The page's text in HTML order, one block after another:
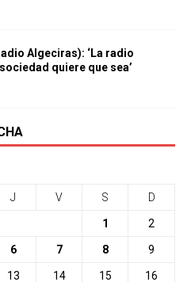
Algeciras): ‘La radio
quiere que sea’
J V S D
1 2
6 7 8 9
13 14 15 16